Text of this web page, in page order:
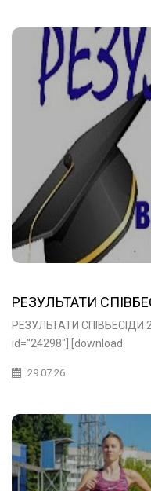
РЕЗУЛЬТАТИ
РЕЗУЛЬТАТИ СПІВБЕСІДИ
id="24298"] [download
29.07.26